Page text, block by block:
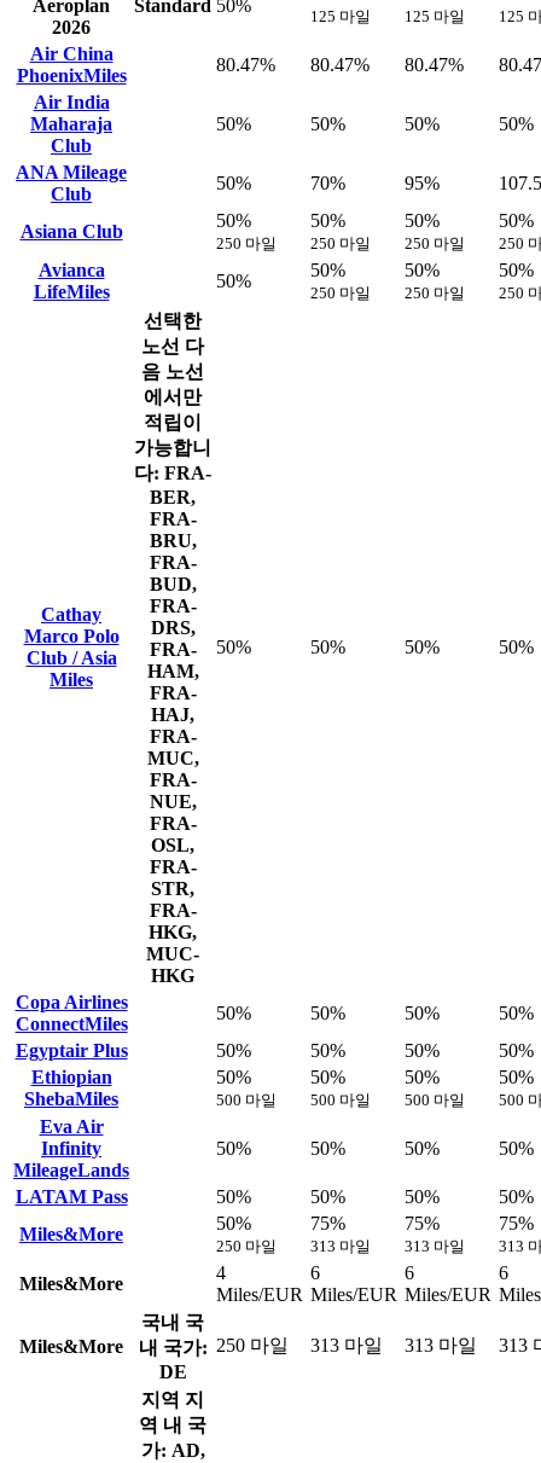
Aeroplan
2026
Standard 50%
125 마일 125 마일 125
Air China
PhoenixMiles
80.47% 80.47% 80.47%
Air India
Maharaja
Club
50% 50% 50% 50%
ANA Mileage
Club
50% 70% 95%
Asiana Club
50%
250 마일
50%
250 마일
50%
250 마일
50%
250
Avianca
LifeMiles
50%
50%
250 마일
50%
250 마일
50%
250
Cathay
Marco Polo
Club / Asia
Miles
선택한
노선 다
음 노선
에서만
적립이
가능합니
다: FRA-
BER,
FRA-
BRU,
FRA-
BUD,
FRA-
DRS,
FRA-
HAM,
FRA-
HAJ,
FRA-
MUC,
FRA-
NUE,
FRA-
OSL,
FRA-
STR,
FRA-
HKG,
MUC-
HKG
50% 50% 50% 50%
Copa Airlines
ConnectMiles
50% 50% 50%
50%
Egyptair Plus
50% 50% 50%
50%
Ethiopian
ShebaMiles
50%
500 마일
50%
500 마일
50%
500 마일
50%
500
Eva Air
Infinity
MileageLands
50% 50% 50% 50%
LATAM Pass 50% 50% 50%
50%
Miles&More
50%
250 마일
75%
313 마일
75%
313 마일
75%
313
Miles&More
4
Miles/EUR
6
Miles/EUR
6
Miles/EUR
6
Miles&More
국내 국
내 국가:
DE
250 마일 313 마일 313 마일 313
지역 지
역 내 국
가: AD,